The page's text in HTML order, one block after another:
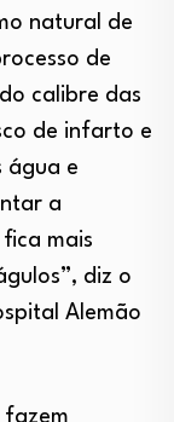
natural de
de
calibre das
de infarto e
água e
a
mais
diz o
Alemão
fazem